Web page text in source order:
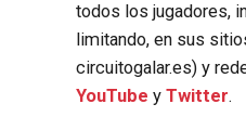
todos los jugadores,
limitando, en sus
circuitogalar.es) y
YouTube y Twitter.